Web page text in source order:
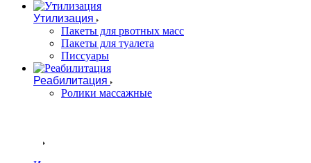
Утилизация
Пакеты для рвотных масс
Пакеты для туалета
Писсуары
Реабилитация
Ролики массажные